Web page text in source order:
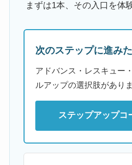
まずは1本、その入口を体
次のステップに進み
アドバンス・レスキュー
ルアップの選択肢がありま
ステップアップコ